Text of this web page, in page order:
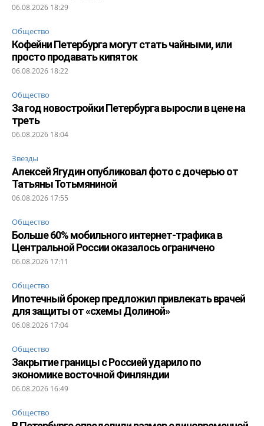
06.08.2026 18:29
Общество
Кофейни Петербурга могут стать чайными, или
просто продавать кипяток
06.08.2026 18:22
Общество
За год новостройки Петербурга выросли в цене на
треть
06.08.2026 18:04
Звезды
Алексей Ягудин опубликовал фото с дочерью от
Татьяны Тотьмяниной
06.08.2026 17:55
Общество
Больше 60% мобильного интернет-трафика в
Центральной России оказалось ограничено
06.08.2026 17:11
Общество
Ипотечный брокер предложил привлекать врачей
для защиты от «схемы Долиной»
06.08.2026 17:04
Общество
Закрытие границы с Россией ударило по
экономике восточной Финляндии
06.08.2026 16:49
Общество